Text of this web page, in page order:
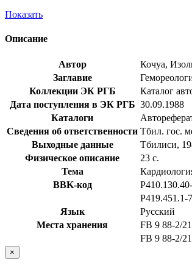
Показать
Описание
Автор
Кочуа,
Заглавие
Коллекции ЭК РГБ
Каталог
Дата поступления в ЭК РГБ 30.09.1988
Каталоги
Сведения об ответственности Тбил. гос.
Выходные данные
Тбилиси,
Физическое описание
23 с.
Тема
BBK-код
Р419.451.1-
Язык
Русский
Места хранения
FB 9 88-2/
FB 9 88-2/
×